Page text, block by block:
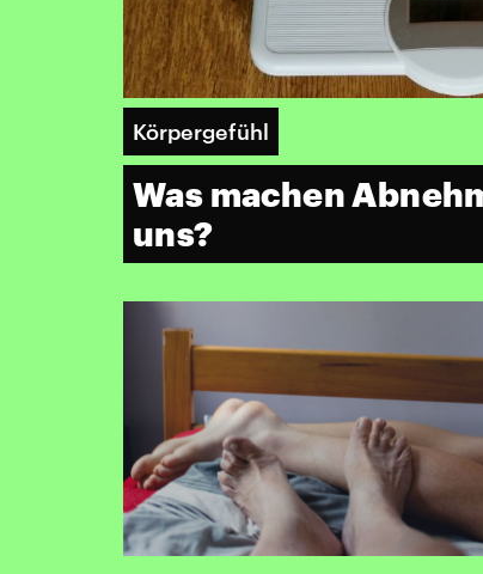
Körpergefühl
Was machen
uns?